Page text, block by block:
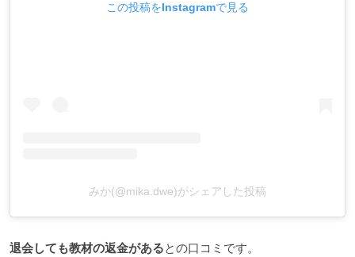
この投稿をInstagramで見る
みか(@mika.dwe)がシェアした投稿
退会しても教材の返金があるとの口コミです。